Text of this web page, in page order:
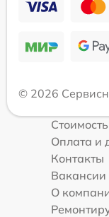
© 2026
Оплата и
Контакты
Вакансии
О